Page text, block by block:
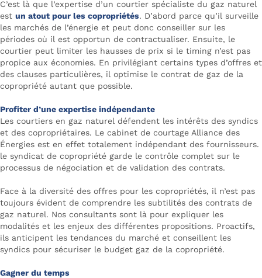
C’est là que l’expertise d’un courtier spécialiste du gaz naturel
est un atout pour les copropriétés. D’abord parce qu’il surveille
les marchés de l’énergie et peut donc conseiller sur les
périodes où il est opportun de contractualiser. Ensuite, le
courtier peut limiter les hausses de prix si le timing n’est pas
propice aux économies. En privilégiant certains types d’offres et
des clauses particulières, il optimise le contrat de gaz de la
copropriété autant que possible.
Profiter d’une expertise indépendante
Les courtiers en gaz naturel défendent les intérêts des syndics
et des copropriétaires. Le cabinet de courtage Alliance des
Énergies est en effet totalement indépendant des fournisseurs.
le syndicat de copropriété garde le contrôle complet sur le
processus de négociation et de validation des contrats.
Face à la diversité des offres pour les copropriétés, il n’est pas
toujours évident de comprendre les subtilités des contrats de
gaz naturel. Nos consultants sont là pour expliquer les
modalités et les enjeux des différentes propositions. Proactifs,
ils anticipent les tendances du marché et conseillent les
syndics pour sécuriser le budget gaz de la copropriété.
Gagner du temps